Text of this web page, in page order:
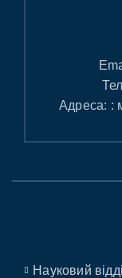
Адреса: :
Науковий